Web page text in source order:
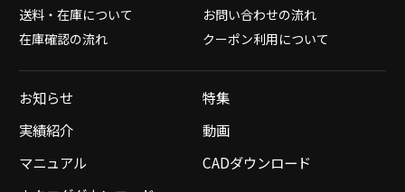
送料・在庫について
お問い合わせの流れ
在庫確認の流れ
クーポン利用について
お知らせ
特集
実績紹介
動画
マニュアル
CADダウンロード